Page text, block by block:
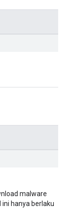
malware
hanya berlaku